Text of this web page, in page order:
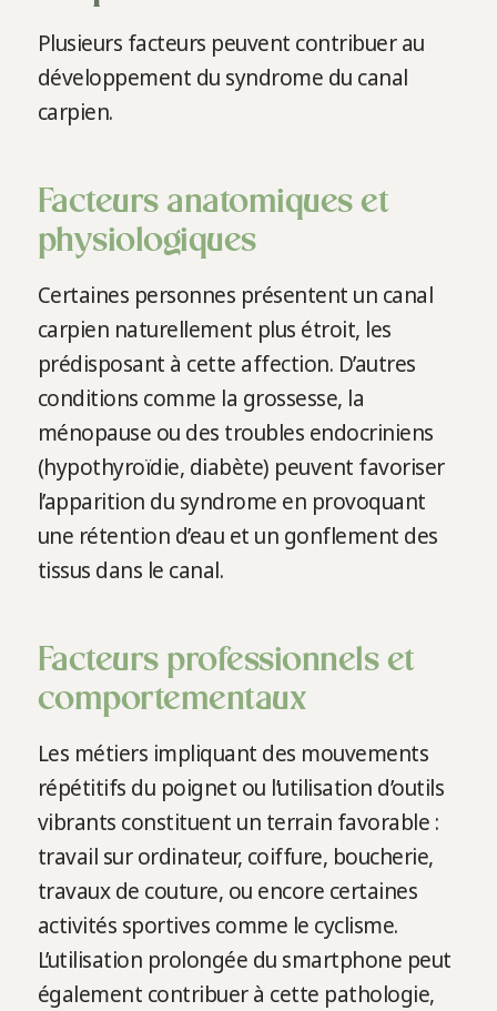
Plusieurs facteurs peuvent contribuer au
développement du syndrome du canal
carpien.
Facteurs anatomiques et
physiologiques
Certaines personnes présentent un canal
carpien naturellement plus étroit, les
prédisposant à cette affection. D’autres
conditions comme la grossesse, la
ménopause ou des troubles endocriniens
(hypothyroïdie, diabète) peuvent favoriser
l’apparition du syndrome en provoquant
une rétention d’eau et un gonflement des
tissus dans le canal.
Facteurs professionnels et
comportementaux
Les métiers impliquant des mouvements
répétitifs du poignet ou l’utilisation d’outils
vibrants constituent un terrain favorable :
travail sur ordinateur, coiffure, boucherie,
travaux de couture, ou encore certaines
activités sportives comme le cyclisme.
L’utilisation prolongée du smartphone peut
également contribuer à cette pathologie,